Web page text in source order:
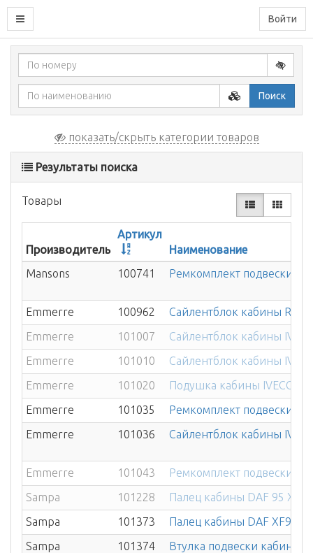
Войти
Поиск
показать/скрыть категории товаров
Результаты поиска
Товары
Производитель
Артикул
Наименование
Mansons
100741 Ремкомплект подвески
Emmerre 100962
Сайлентблок кабины RVI
Emmerre
101007
Сайлентблок кабины
Emmerre
101010
Сайлентблок кабины
Emmerre
101020
Подушка кабины IVECO
Emmerre
101035
Ремкомплект подвески
Emmerre
101036 Сайлентблок кабины
Emmerre 101043
Ремкомплект подвески
Sampa
101228
Палец кабины DAF 95 XF
Sampa
101373
Палец кабины DAF XF95/
Sampa
101374
Втулка подвески кабины